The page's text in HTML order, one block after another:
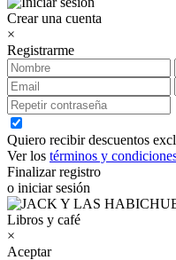
Crear una cuenta
×
Registrarme
Quiero recibir descuentos
Ver los términos y
Finalizar registro
o iniciar sesión
×
Aceptar